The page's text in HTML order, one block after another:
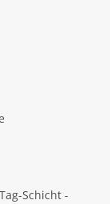
Schicht -